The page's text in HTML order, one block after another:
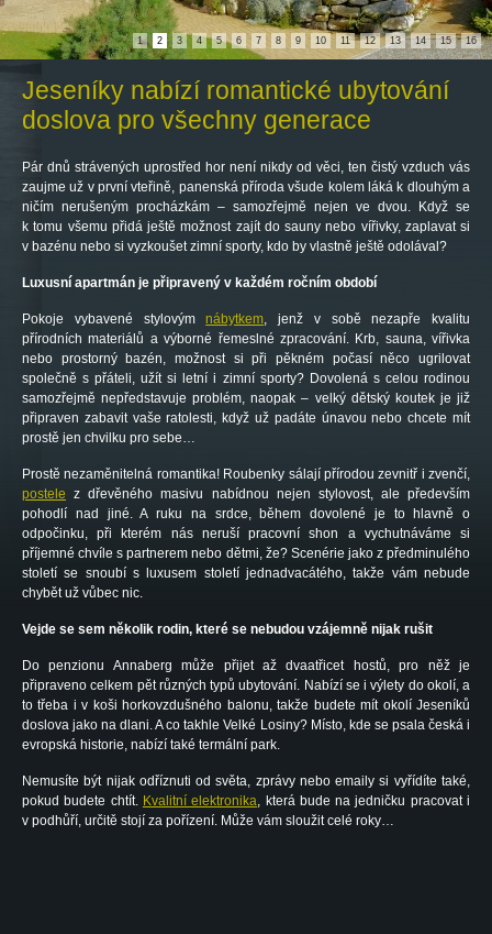
1 2 3 4 5 6 7 8 9 10 11 12 13 14 15 16
Jeseníky nabízí romantické ubytování
doslova pro všechny generace
Pár dnů strávených uprostřed hor není nikdy od věci, ten čistý vzduch vás
zaujme už v první vteřině, panenská příroda všude kolem láká k dlouhým a
ničím nerušeným procházkám – samozřejmě nejen ve dvou. Když se
k tomu všemu přidá ještě možnost zajít do sauny nebo vířivky, zaplavat si
v bazénu nebo si vyzkoušet zimní sporty, kdo by vlastně ještě odolával?
Luxusní apartmán je připravený v každém ročním období
Pokoje vybavené stylovýmnábytkem, jenž v sobě nezapře kvalitu
přírodních materiálů a výborné řemeslné zpracování. Krb, sauna, vířivka
nebo prostorný bazén, možnost si při pěkném počasí něco ugrilovat
společně s přáteli, užít si letní i zimní sporty? Dovolená s celou rodinou
samozřejmě nepředstavuje problém, naopak – velký dětský koutek je již
připraven zabavit vaše ratolesti, když už padáte únavou nebo chcete mít
prostě jen chvilku pro sebe…
Prostě nezaměnitelná romantika! Roubenky sálají přírodou zevnitř i zvenčí,
postele z dřevěného masivu nabídnou nejen stylovost, ale především
pohodlí nad jiné. A ruku na srdce, během dovolené je to hlavně o
odpočinku, při kterém nás neruší pracovní shon a vychutnáváme si
příjemné chvíle s partnerem nebo dětmi, že? Scenérie jako z předminulého
století se snoubí s luxusem století jednadvacátého, takže vám nebude
chybět už vůbec nic.
Vejde se sem několik rodin, které se nebudou vzájemně nijak rušit
Do penzionu Annaberg může přijet až dvaatřicet hostů, pro něž je
připraveno celkem pět různých typů ubytování. Nabízí se i výlety do okolí, a
to třeba i v koši horkovzdušného balonu, takže budete mít okolí Jeseníků
doslova jako na dlani. A co takhle Velké Losiny? Místo, kde se psala česká i
evropská historie, nabízí také termální park.
Nemusíte být nijak odříznuti od světa, zprávy nebo emaily si vyřídíte také,
pokud budete chtít. Kvalitní elektronika, která bude na jedničku pracovat i
v podhůří, určitě stojí za pořízení. Může vám sloužit celé roky…